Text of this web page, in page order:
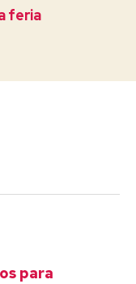
feria
para